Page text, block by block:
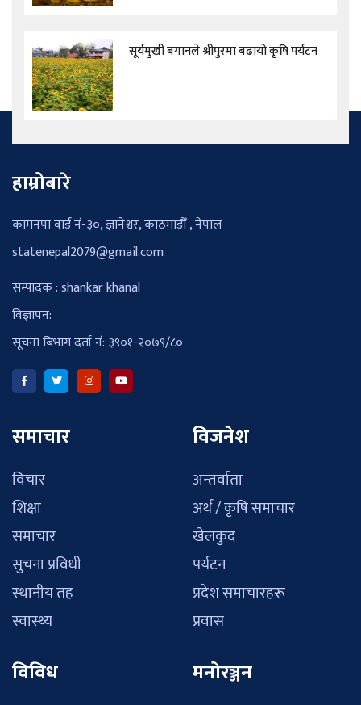
सूर्यमुखी बगानले श्रीपुरमा बढायो कृषि पर्यटन
हाम्रोबारे
कामनपा वार्ड नं-३०, ज्ञानेश्वर, काठमाडौँ , नेपाल
statenepal2079@gmail.com
सम्पादक : shankar khanal
विज्ञापन:
सूचना बिभाग दर्ता नं: ३९०१-२०७९/८०
समाचार
विचार
शिक्षा
समाचार
सुचना प्रविधी
स्थानीय तह
स्वास्थ्य
विजनेश
अन्तर्वाता
अर्थ / कृषि समाचार
खेलकुद
पर्यटन
प्रदेश समाचारहरू
प्रवास
विविध मनोरञ्जन